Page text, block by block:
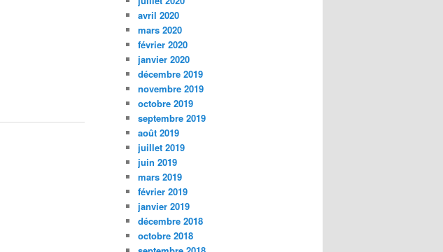
avril 2020
mars 2020
février 2020
janvier 2020
décembre 2019
novembre 2019
octobre 2019
septembre 2019
août 2019
juillet 2019
juin 2019
mars 2019
février 2019
janvier 2019
décembre 2018
octobre 2018